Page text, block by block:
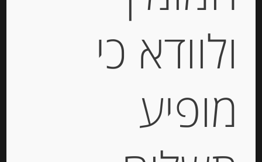
ולוודא כי
מופיע